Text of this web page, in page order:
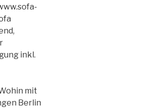
inkl.
mit
Berlin